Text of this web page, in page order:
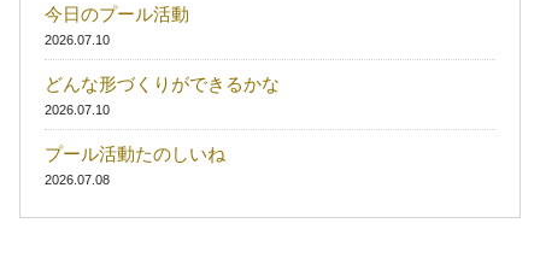
今日のプール活動
2026.07.10
どんな形づくりができるかな
2026.07.10
プール活動たのしいね
2026.07.08